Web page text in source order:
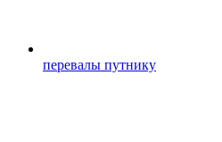
перевалы путнику